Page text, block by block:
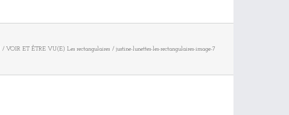
VOIR ET ÊTRE VU(E) Les rectangulaires justine-lunettes-les-rectangulaires-image-7